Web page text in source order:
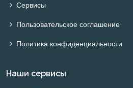
Сервисы
Пользовательское соглашение
Политика конфиденциальности
Наши сервисы